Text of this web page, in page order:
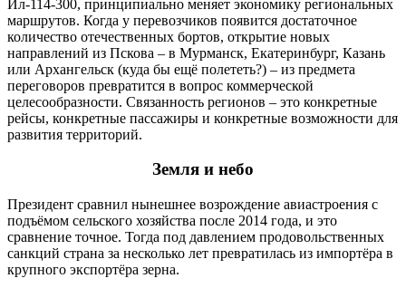
Ил-114-300, принципиально меняет экономику региональных
маршрутов. Когда у перевозчиков появится достаточное
количество отечественных бортов, открытие новых
направлений из Пскова – в Мурманск, Екатеринбург, Казань
или Архангельск (куда бы ещё полететь?) – из предмета
переговоров превратится в вопрос коммерческой
целесообразности. Связанность регионов – это конкретные
рейсы, конкретные пассажиры и конкретные возможности для
развития территорий.
Земля и небо
Президент сравнил нынешнее возрождение авиастроения с
подъёмом сельского хозяйства после 2014 года, и это
сравнение точное. Тогда под давлением продовольственных
санкций страна за несколько лет превратилась из импортёра в
крупного экспортёра зерна.